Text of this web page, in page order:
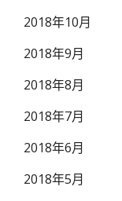
2018年10月
2018年9月
2018年8月
2018年7月
2018年6月
2018年5月